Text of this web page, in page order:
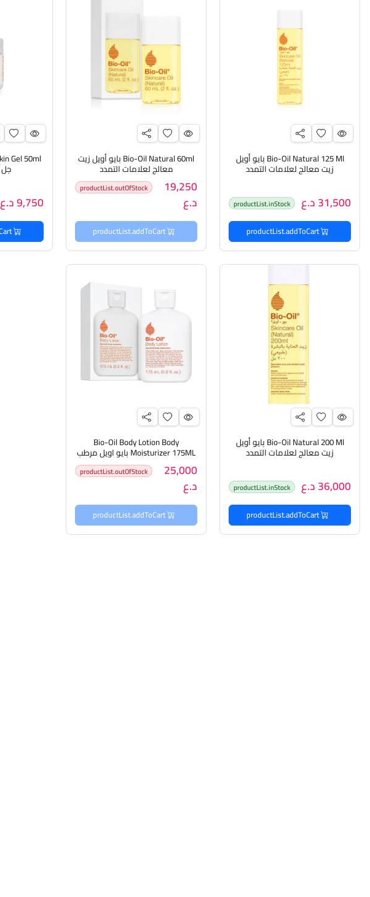
Bio-Oil Natural 125 Ml بايو أويل
زيت معالج لعلامات التمدد
31,500 د.ع productList.inStock
productList.addToCart
Bio-Oil Natural 60ml بايو أويل زيت
معالج لعلامات التمدد
19,250
د.ع
productList.outOfStock
productList.addToCart
9,750 د.ع
productList.addToCart
Bio-Oil Natural 200 Ml بايو أويل
زيت معالج لعلامات التمدد
36,000 د.ع productList.inStock
productList.addToCart
Bio-Oil Body Lotion Body
Moisturizer 175ML بايو اويل مرطب
جسم 25,000
د.ع
productList.outOfStock
productList.addToCart